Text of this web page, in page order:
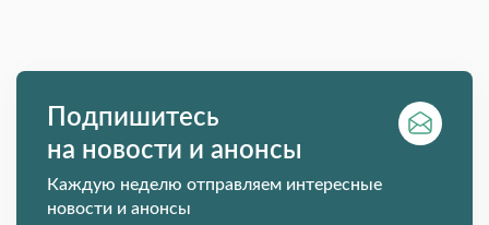
Подпишитесь
на новости и анонсы
Каждую неделю отправляем интересные
новости и анонсы